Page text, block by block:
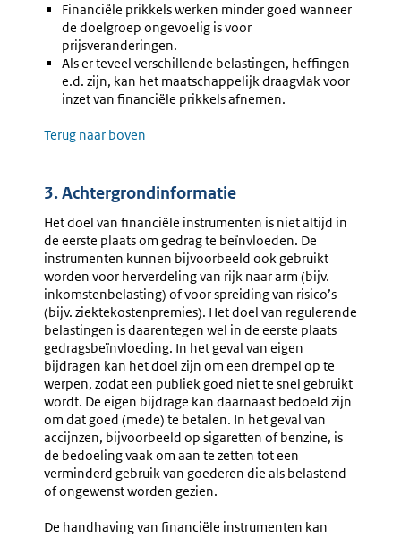
Financiële prikkels werken minder goed wanneer
de doelgroep ongevoelig is voor
prijsveranderingen.
Als er teveel verschillende belastingen, heffingen
e.d. zijn, kan het maatschappelijk draagvlak voor
inzet van financiële prikkels afnemen.
Terug naar boven
3. Achtergrondinformatie
Het doel van financiële instrumenten is niet altijd in
de eerste plaats om gedrag te beïnvloeden. De
instrumenten kunnen bijvoorbeeld ook gebruikt
worden voor herverdeling van rijk naar arm (bijv.
inkomstenbelasting) of voor spreiding van risico’s
(bijv. ziektekostenpremies). Het doel van regulerende
belastingen is daarentegen wel in de eerste plaats
gedragsbeïnvloeding. In het geval van eigen
bijdragen kan het doel zijn om een drempel op te
werpen, zodat een publiek goed niet te snel gebruikt
wordt. De eigen bijdrage kan daarnaast bedoeld zijn
om dat goed (mede) te betalen. In het geval van
accijnzen, bijvoorbeeld op sigaretten of benzine, is
de bedoeling vaak om aan te zetten tot een
verminderd gebruik van goederen die als belastend
of ongewenst worden gezien.
De handhaving van financiële instrumenten kan